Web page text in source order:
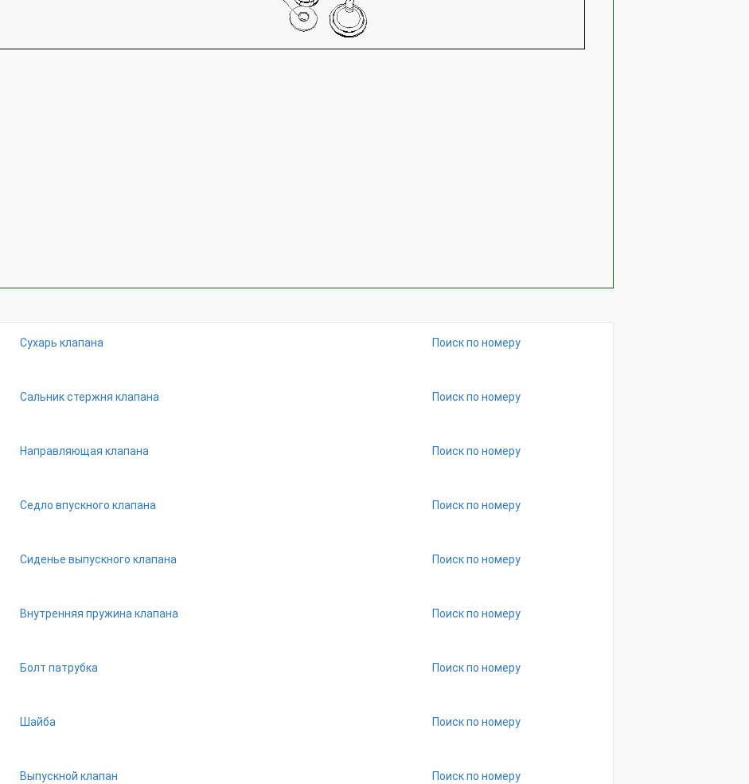
Сухарь клапана Поиск по номеру
Сальник стержня клапана Поиск по номеру
Направляющая клапана Поиск по номеру
Седло впускного клапана Поиск по номеру
Сиденье выпускного клапана Поиск по номеру
Внутренняя пружина клапана Поиск по номеру
Болт патрубка Поиск по номеру
Шайба Поиск по номеру
Выпускной клапан Поиск по номеру